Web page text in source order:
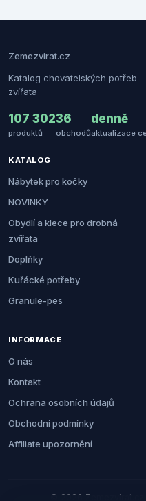
Zemezvirat.cz
Katalog chovatelských potřeb
zvířata
107 302
produktů
36
obchodů
denně
aktualizace
KATALOG
Nábytek pro kočky
NOVINKY
Obydlí a klece pro drobná
zvířata
Doplňky
Kuřácké potřeby
Granule-pes
INFORMACE
O nás
Kontakt
Ochrana osobních údajů
Obchodní podmínky
Affiliate upozornění
© 2026 Zemezvirat.cz.